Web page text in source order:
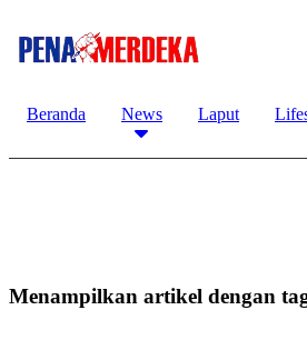
Beranda News Laput
Menampilkan artikel dengan